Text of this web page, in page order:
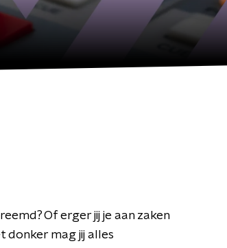
Of erger jij je aan zaken
donker mag jij alles